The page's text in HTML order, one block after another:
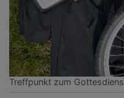
Treffpunkt zum